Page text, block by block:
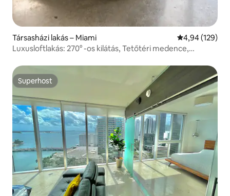
Társasházi lakás – Miami Átlagos
4,94 (129)
Luxusloftlakás: 270° -os kilátás, Tetőtéri medence,
Superhost
Superhost